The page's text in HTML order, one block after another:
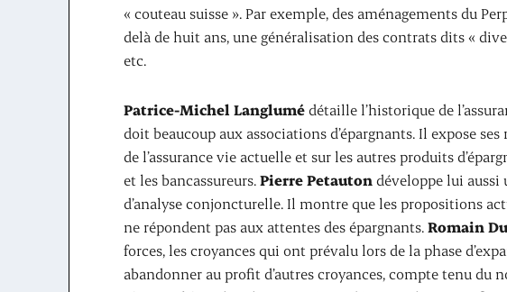
« couteau suisse ». Par exemple, des aménagements du
delà de huit ans, une généralisation des contrats dits «
etc.
Patrice-Michel Langlumédétaille l’historique de
doit beaucoup aux associations d’épargnants. Il expose
de l’assurance vie actuelle et sur les autres produits
et les bancassureurs.Pierre Petautondéveloppe lui aussi
d’analyse conjoncturelle. Il montre que les propositions
ne répondent pas aux attentes des épargnants.Romain
forces, les croyances qui ont prévalu lors de la phase
abandonner au profit d’autres croyances, compte tenu du